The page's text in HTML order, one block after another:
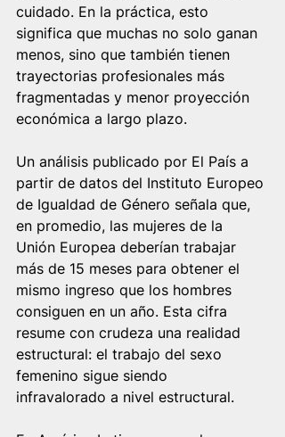
cuidado. En la práctica, esto
significa que muchas no solo ganan
menos, sino que también tienen
trayectorias profesionales más
fragmentadas y menor proyección
económica a largo plazo.
Un análisis publicado por El País a
partir de datos del Instituto Europeo
de Igualdad de Género señala que,
en promedio, las mujeres de la
Unión Europea deberían trabajar
más de 15 meses para obtener el
mismo ingreso que los hombres
consiguen en un año. Esta cifra
resume con crudeza una realidad
estructural: el trabajo del sexo
femenino sigue siendo
infravalorado a nivel estructural.